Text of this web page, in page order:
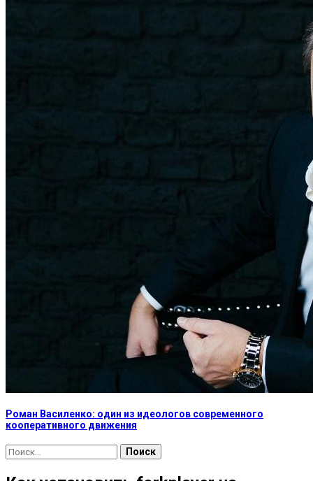
Роман Василенко: один из идеологов современного
кооперативного движения
Найти: